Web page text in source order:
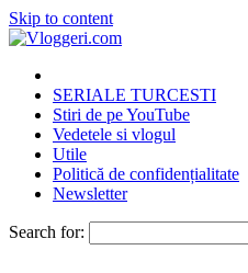
Skip to content
SERIALE TURCESTI
Stiri de pe YouTube
Vedetele si vlogul
Utile
Politică de confidențialitate
Newsletter
Search for: